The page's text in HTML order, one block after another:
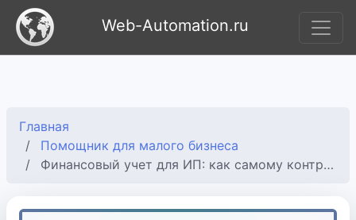
Web-Automation.ru
Главная
Помощник для малого бизнеса
Финансовый учет для ИП: как самому контролировать деньги в бизнесе